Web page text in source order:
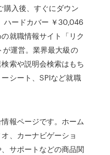
購入後、すぐにダウン
ハードカバー ￥30,046
就職情報サイト「リク
運営。業界最大級の
索や説明会検索はもち
シート、SPIなど就職
報ページです。ホーム
、カーナビゲーショ
サポートなどの商品関